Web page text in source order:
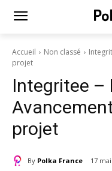
Accueil Non classé
projet
Integritee –
projet
By Polka France 17